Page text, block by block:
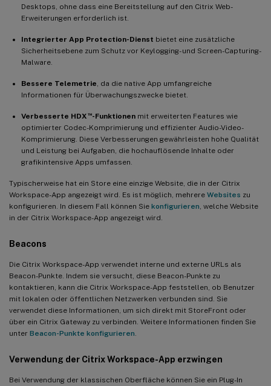
Desktops, ohne dass eine Bereitstellung auf den Citrix Web-
Erweiterungen erforderlich ist.
Integrierter App Protection-Dienst bietet eine zusätzliche
Sicherheitsebene zum Schutz vor Keylogging- und Screen-Capturing-
Malware.
Bessere Telemetrie , da die native App umfangreiche
Informationen für Überwachungszwecke bietet.
Verbesserte HDX ™-Funktionenmit erweiterten Features wie
optimierter Codec-Komprimierung und effizienter Audio-Video-
Komprimierung. Diese Verbesserungen gewährleisten hohe Qualität
und Leistung bei Aufgaben, die hochauflösende Inhalte oder
grafikintensive Apps umfassen.
Typischerweise hat ein Store eine einzige Website, die in der Citrix
Workspace-App angezeigt wird. Es ist möglich, mehrere Websites zu
konfigurieren. In diesem Fall können Sie konfigurieren , welche Website
in der Citrix Workspace-App angezeigt wird.
Beacons
Die Citrix Workspace-App verwendet interne und externe URLs als
Beacon-Punkte. Indem sie versucht, diese Beacon-Punkte zu
kontaktieren, kann die Citrix Workspace-App feststellen, ob Benutzer
mit lokalen oder öffentlichen Netzwerken verbunden sind. Sie
verwendet diese Informationen, um sich direkt mit StoreFront oder
über ein Citrix Gateway zu verbinden. Weitere Informationen finden Sie
unter Beacon-Punkte konfigurieren
Verwendung der Citrix Workspace-App erzwingen
Bei Verwendung der klassischen Oberfläche können Sie ein Plug-In